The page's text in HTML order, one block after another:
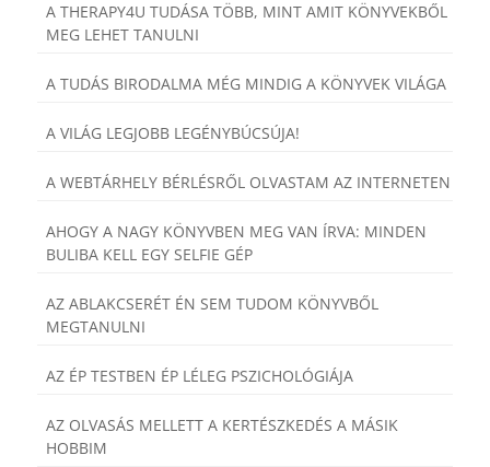
A THERAPY4U TUDÁSA TÖBB, MINT AMIT KÖNYVEKBŐL
MEG LEHET TANULNI
A TUDÁS BIRODALMA MÉG MINDIG A KÖNYVEK VILÁGA
A VILÁG LEGJOBB LEGÉNYBÚCSÚJA!
A WEBTÁRHELY BÉRLÉSRŐL OLVASTAM AZ INTERNETEN
AHOGY A NAGY KÖNYVBEN MEG VAN ÍRVA: MINDEN
BULIBA KELL EGY SELFIE GÉP
AZ ABLAKCSERÉT ÉN SEM TUDOM KÖNYVBŐL
MEGTANULNI
AZ ÉP TESTBEN ÉP LÉLEG PSZICHOLÓGIÁJA
AZ OLVASÁS MELLETT A KERTÉSZKEDÉS A MÁSIK
HOBBIM